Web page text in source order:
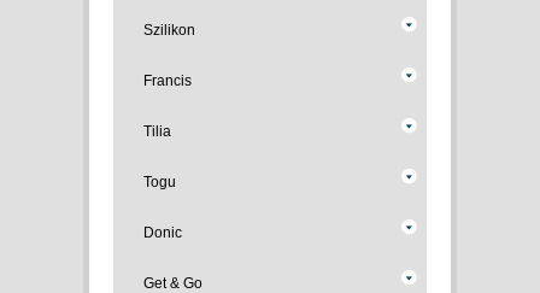
Szilikon
Francis
Tilia
Togu
Donic
Get & Go